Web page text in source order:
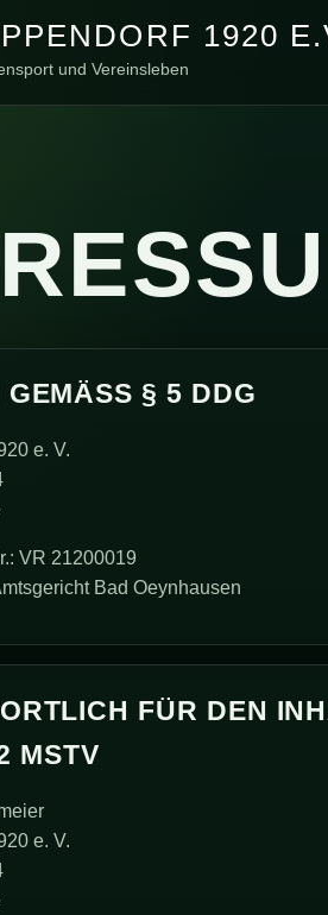
1920
und Vereinsleben
§ 5 DDG
e. V.
VR 21200019
Bad Oeynhausen
FÜR DEN
MSTV
e. V.